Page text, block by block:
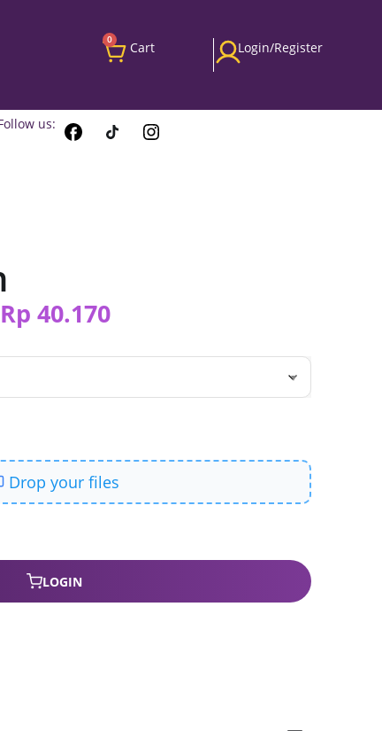
0 Cart Login/Register
us:
Rp 40.170
LOGIN